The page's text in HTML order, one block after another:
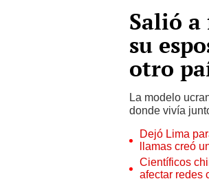
Salió a
su
otro
La modelo
donde vivía
Dejó Lima
llamas creó
Científicos
afectar redes